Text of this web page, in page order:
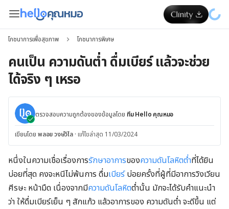
โภชนาการเพื่อสุขภาพ โภชนาการพิเศษ
คนเป็น ความดันต่ำ ดื่มเบียร์ แล้วจะช่วย
ได้จริง ๆ เหรอ
ตรวจสอบความถูกต้องของข้อมูลโดย ทีม Hello คุณหมอ
เขียนโดย พลอย วงษ์วิไล · แก้ไขล่าสุด 11/03/2024
หนึ่งในความเชื่อเรื่องการรักษาอาการของความดันโลหิตต่ำที่ได้ยิน
บ่อยที่สุด คงจะหนีไม่พ้นการ ดื่มเบียร์บ่อยครั้งที่ผู้ที่มีอาการวิงเวียน
ศีรษะ หน้ามืด เนื่องจากมีความดันโลหิตต่ำนั้น มักจะได้รับคำแนะนำ
ว่า ให้ดื่มเบียร์เย็น ๆ สักแก้ว แล้วอาการของ ความดันต่ำ จะดีขึ้น แต่